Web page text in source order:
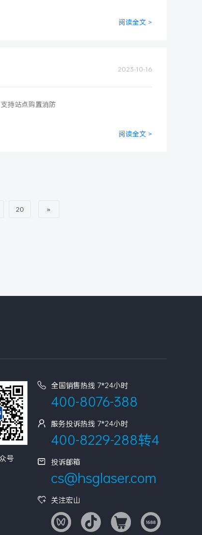
阅读全文 >
2023-10-16
持站点购置消防
阅读全文 >
20 »
全国销售热线 7*24小时
400-8076-388
服务投诉热线 7*24小时
400-8229-288转4
投诉邮箱
cs@hsglaser.com
关注宏山
号